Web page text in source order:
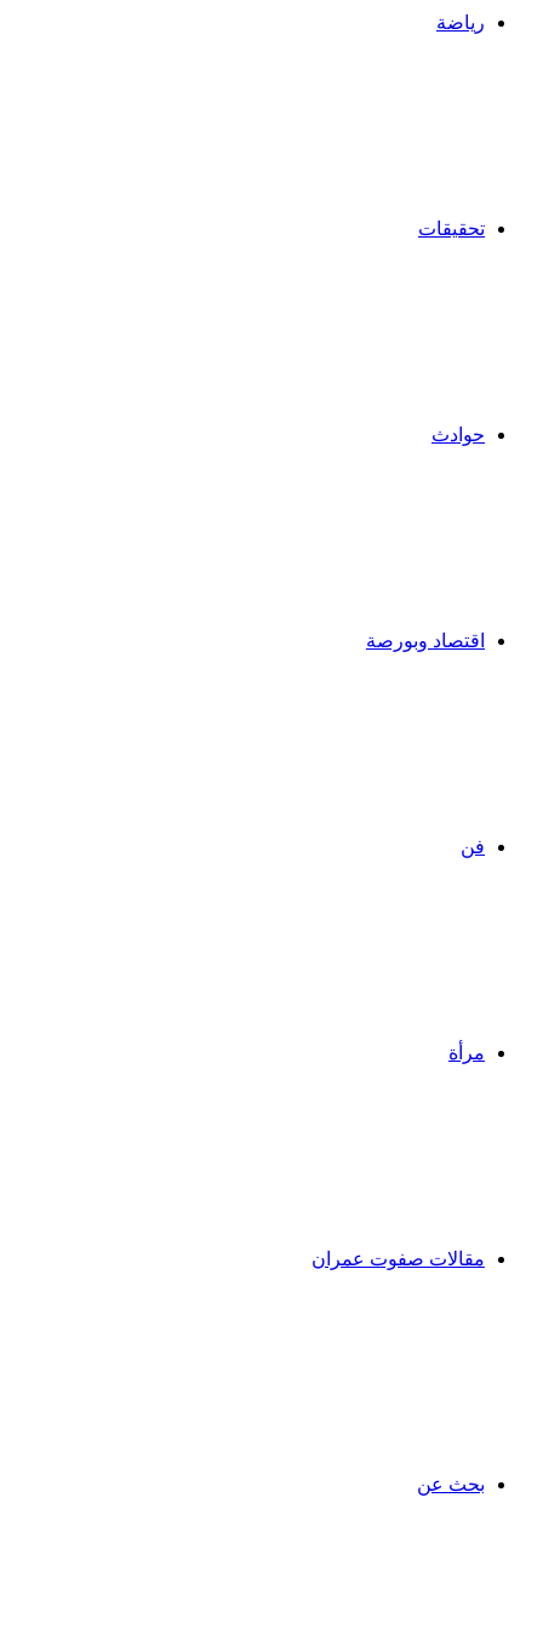
رياضة
تحقيقات
حوادث
اقتصاد وبورصة
فن
مرأة
مقالات صفوت عمران
بحث عن